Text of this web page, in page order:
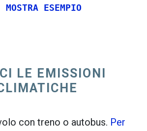
MOSTRA ESEMPIO
LE EMISSIONI
con treno o autobus. Per